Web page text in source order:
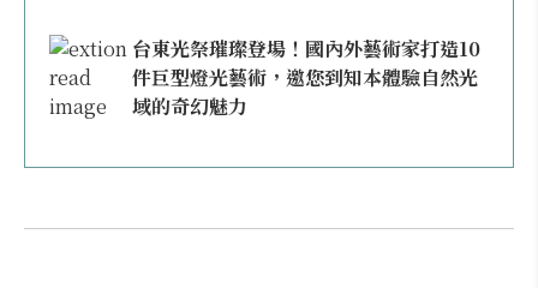
台東光祭璀璨登場！國內外藝術家打造10
件巨型燈光藝術，邀您到知本體驗自然光
域的奇幻魅力